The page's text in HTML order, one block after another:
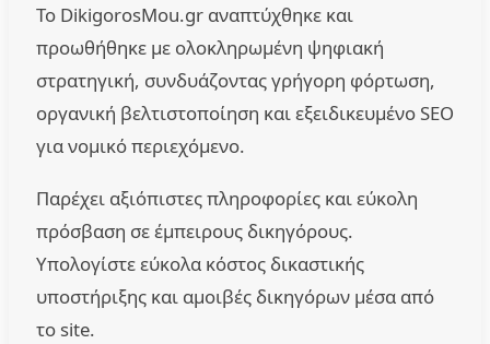
Το DikigorosMou.gr αναπτύχθηκε και
προωθήθηκε με ολοκληρωμένη ψηφιακή
στρατηγική, συνδυάζοντας γρήγορη φόρτωση,
οργανική βελτιστοποίηση και εξειδικευμένο SEO
για νομικό περιεχόμενο.
Παρέχει αξιόπιστες πληροφορίες και εύκολη
πρόσβαση σε έμπειρους δικηγόρους.
Υπολογίστε εύκολα κόστος δικαστικής
υποστήριξης και αμοιβές δικηγόρων μέσα από
το site.